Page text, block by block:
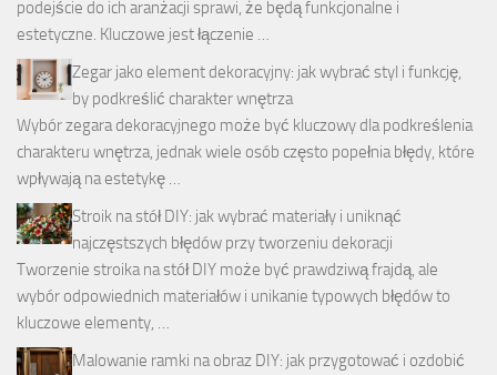
podejście do ich aranżacji sprawi, że będą funkcjonalne i
estetyczne. Kluczowe jest łączenie …
Zegar jako element dekoracyjny: jak wybrać styl i funkcję,
by podkreślić charakter wnętrza
Wybór zegara dekoracyjnego może być kluczowy dla podkreślenia
charakteru wnętrza, jednak wiele osób często popełnia błędy, które
wpływają na estetykę …
Stroik na stół DIY: jak wybrać materiały i uniknąć
najczęstszych błędów przy tworzeniu dekoracji
Tworzenie stroika na stół DIY może być prawdziwą frajdą, ale
wybór odpowiednich materiałów i unikanie typowych błędów to
kluczowe elementy, …
Malowanie ramki na obraz DIY: jak przygotować i ozdobić